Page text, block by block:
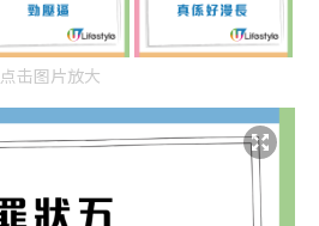
点击图片放大